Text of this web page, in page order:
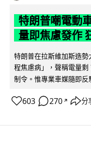
特朗普嘲電動
量即焦慮發作
特朗普在拉斯維加斯造
程焦慮病」，聲稱電量
制令。惟專業車媒隨即反
603 270 ↗ 分